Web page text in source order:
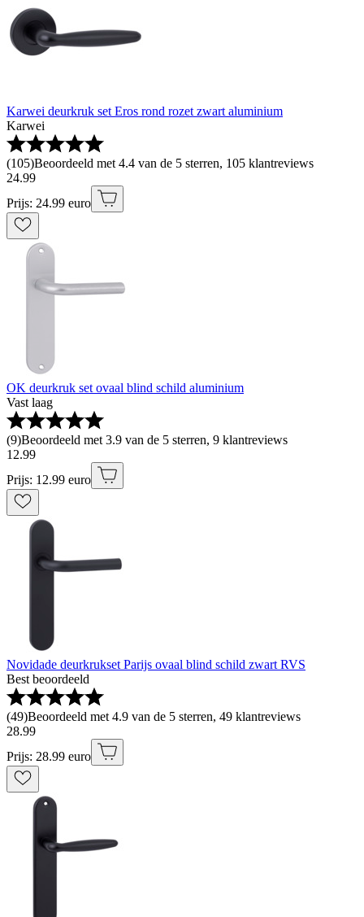
Karwei deurkruk set Eros rond rozet zwart aluminium
Karwei
(105)Beoordeeld met 4.4 van de 5 sterren, 105 klantreviews
24.99
Prijs: 24.99 euro
OK deurkruk set ovaal blind schild aluminium
Vast laag
(9)Beoordeeld met 3.9 van de 5 sterren, 9 klantreviews
12.99
Prijs: 12.99 euro
Novidade deurkrukset Parijs ovaal blind schild zwart RVS
Best beoordeeld
(49)Beoordeeld met 4.9 van de 5 sterren, 49 klantreviews
28.99
Prijs: 28.99 euro